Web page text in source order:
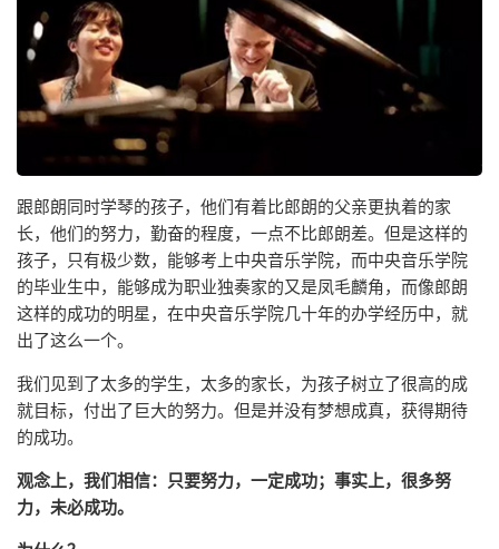
跟郎朗同时学琴的孩子，他们有着比郎朗的父亲更执着的家
长，他们的努力，勤奋的程度，一点不比郎朗差。但是这样的
孩子，只有极少数，能够考上中央音乐学院，而中央音乐学院
的毕业生中，能够成为职业独奏家的又是凤毛麟角，而像郎朗
这样的成功的明星，在中央音乐学院几十年的办学经历中，就
出了这么一个。
我们见到了太多的学生，太多的家长，为孩子树立了很高的成
就目标，付出了巨大的努力。但是并没有梦想成真，获得期待
的成功。
观念上，我们相信：只要努力，一定成功；事实上，很多努
力，未必成功。